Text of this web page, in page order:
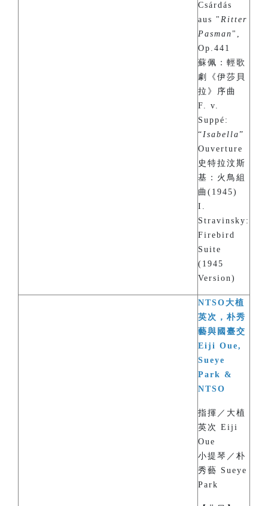
Csárdás
aus " Ritter
Pasman ",
Op.441
蘇佩：輕歌
劇《伊莎貝
拉》序曲
F. v.
Suppé:
“Isabella”
Ouverture
史特拉汶斯
基：火鳥組
曲(1945)
I.
Stravinsky:
Firebird
Suite
(1945
Version)
NTSO大植
英次，朴秀
藝與國臺交
Eiji Oue,
Sueye
Park &
NTSO
指揮／大植
英次 Eiji
Oue
小提琴／朴
秀藝 Sueye
Park